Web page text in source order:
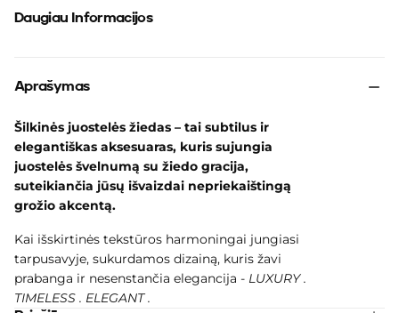
Daugiau Informacijos
Aprašymas
Šilkinės juostelės žiedas – tai subtilus ir
elegantiškas aksesuaras, kuris sujungia
juostelės švelnumą su žiedo gracija,
suteikiančia jūsų išvaizdai nepriekaištingą
grožio akcentą.
Kai išskirtinės tekstūros harmoningai jungiasi
tarpusavyje, sukurdamos dizainą, kuris žavi
prabanga ir nesenstančia elegancija - LUXURY .
TIMELESS . ELEGANT .